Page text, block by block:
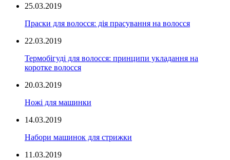
25.03.2019
Праски для волосся: дія прасування на волосся
22.03.2019
Термобігуді для волосся: принципи укладання на
коротке волосся
20.03.2019
Ножі для машинки
14.03.2019
Набори машинок для стрижки
11.03.2019